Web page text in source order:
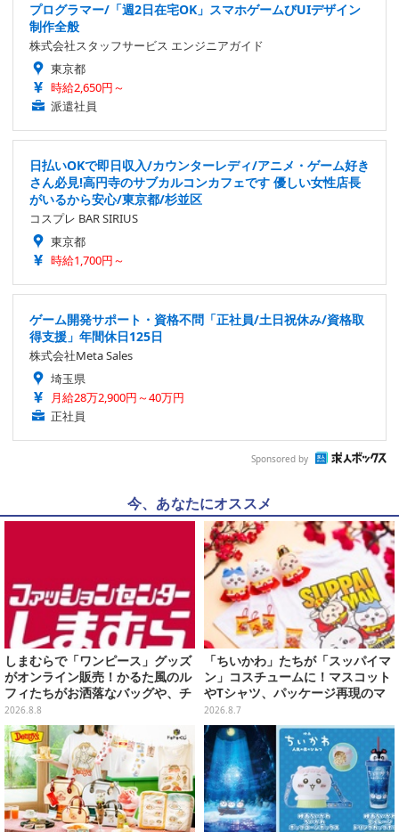
プログラマー/「週2日在宅OK」スマホゲームびUIデザイン
制作全般
株式会社スタッフサービス エンジニアガイド
東京都
時給2,650円～
派遣社員
日払いOKで即日収入/カウンターレディ/アニメ・ゲーム好き
さん必見!高円寺のサブカルコンカフェです 優しい女性店長
がいるから安心/東京都/杉並区
コスプレ BAR SIRIUS
東京都
時給1,700円～
ゲーム開発サポート・資格不問「正社員/土日祝休み/資格取
得支援」年間休日125日
株式会社Meta Sales
埼玉県
月給28万2,900円～40万円
正社員
Sponsored by
今、あなたにオススメ
しまむらで「ワンピース」グッズ
がオンライン販売！かるた風のル
フィたちがお洒落なバッグや、チ
ョッパーが可愛いサンダルも
2026.8.8
「ちいかわ」たちが「スッパイマ
ン」コスチュームに！マスコット
やTシャツ、パッケージ再現のマ
グネットなど全5アイテム
2026.8.7